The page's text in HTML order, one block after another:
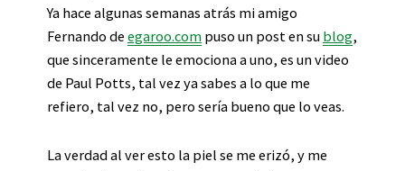
Ya hace algunas semanas atrás mi amigo
Fernando de egaroo.com puso un post en su blog,
que sinceramente le emociona a uno, es un video
de Paul Potts, tal vez ya sabes a lo que me
refiero, tal vez no, pero sería bueno que lo veas.
La verdad al ver esto la piel se me erizó, y me